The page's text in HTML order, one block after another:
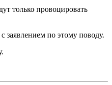
только провоцировать
по этому поводу.